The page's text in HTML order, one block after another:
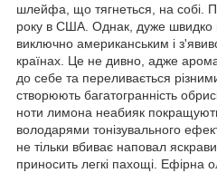
шлейфа, що тягнеться, на собі.
року в США. Однак, дуже швидко
виключно американським і
країнах. Це не дивно, адже
до себе та переливається
створюють багатогранність
ноти лимона неабияк
володарями тонізувального
не тільки вбиває наповал
приносить легкі пахощі. Ефірна